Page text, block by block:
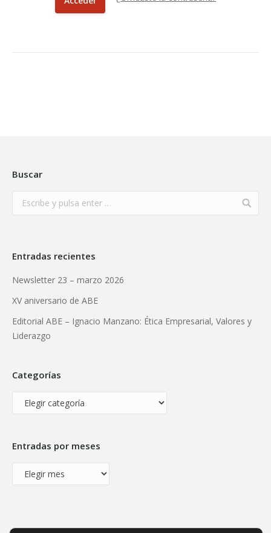
Buscar
Entradas recientes
Newsletter 23 – marzo 2026
XV aniversario de ABE
Editorial ABE – Ignacio Manzano: Ética Empresarial, Valores y
Liderazgo
Categorías
Categorías
Entradas por meses
Entradas
por